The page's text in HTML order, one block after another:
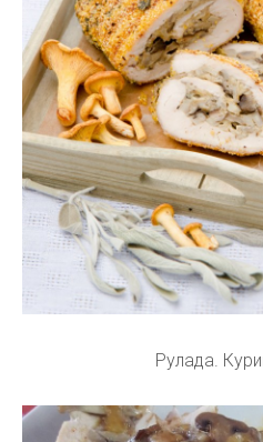
Рулада.